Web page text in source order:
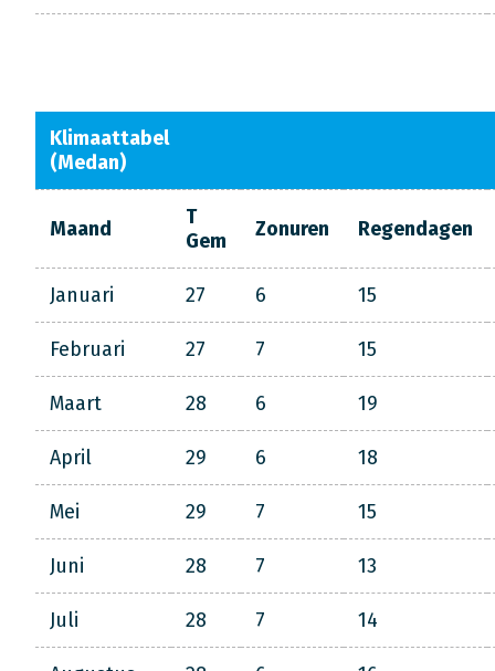
Klimaattabel
(Medan)
Maand
T
Gem
Zonuren Regendagen
Januari 27 6 15
Februari 27 7 15
Maart 28 6 19
April 29 6 18
Mei 29 7 15
Juni 28 7 13
Juli 28 7 14